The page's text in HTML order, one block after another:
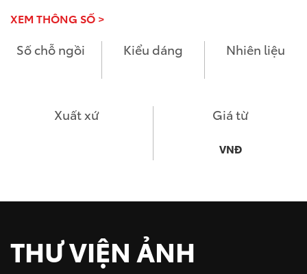
XEM THÔNG SỐ >
Số chỗ ngồi Kiểu dáng Nhiên liệu
Xuất xứ Giá từ
VNĐ
THƯ VIỆN ẢNH